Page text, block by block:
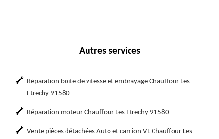
Autres services
Réparation boite de vitesse et embrayage Chauffour Les
Etrechy 91580
Réparation moteur Chauffour Les Etrechy 91580
Vente pièces détachées Auto et camion VL Chauffour Les